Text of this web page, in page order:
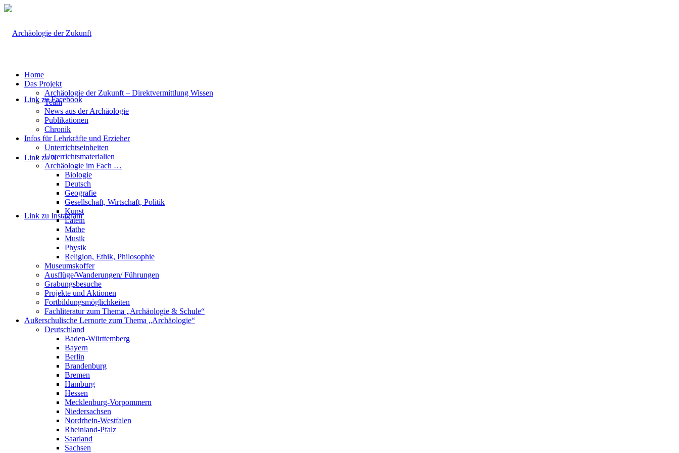
Link zu Facebook
Link zu X
Link zu Instagram
Home
Das Projekt
Archäologie der Zukunft – Direktvermittlung Wissen
Team
News aus der Archäologie
Publikationen
Chronik
Infos für Lehrkräfte und Erzieher
Unterrichtseinheiten
Unterrichtsmaterialien
Archäologie im Fach …
Biologie
Deutsch
Geografie
Gesellschaft, Wirtschaft, Politik
Kunst
Latein
Mathe
Musik
Physik
Religion, Ethik, Philosophie
Museumskoffer
Ausflüge/Wanderungen/ Führungen
Grabungsbesuche
Projekte und Aktionen
Fortbildungsmöglichkeiten
Fachliteratur zum Thema „Archäologie & Schule“
Außerschulische Lernorte zum Thema „Archäologie“
Deutschland
Baden-Württemberg
Bayern
Berlin
Brandenburg
Bremen
Hamburg
Hessen
Mecklenburg-Vorpommern
Niedersachsen
Nordrhein-Westfalen
Rheinland-Pfalz
Saarland
Sachsen